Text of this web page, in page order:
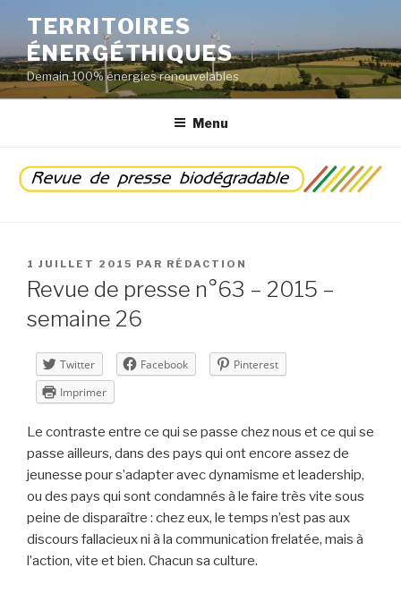
contenu
principal
TERRITOIRES
ÉNERGÉTHIQUES
Demain 100% énergies renouvelables
Menu
PUBLIÉ
LE
1 JUILLET 2015 PAR RÉDACTION
Revue de presse n°63 – 2015 –
semaine 26
Twitter Facebook
Pinterest
Imprimer
Le contraste entre ce qui se passe chez nous et ce qui se
passe ailleurs, dans des pays qui ont encore assez de
jeunesse pour s’adapter avec dynamisme et leadership,
ou des pays qui sont condamnés à le faire très vite sous
peine de disparaître : chez eux, le temps n’est pas aux
discours fallacieux ni à la communication frelatée, mais à
l’action, vite et bien. Chacun sa culture.